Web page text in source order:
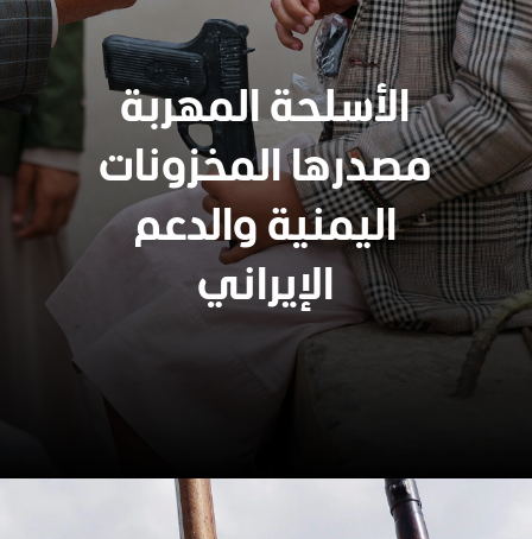
الأسلحة المهربة
مصدرها المخزونات
اليمنية والدعم
الإيراني